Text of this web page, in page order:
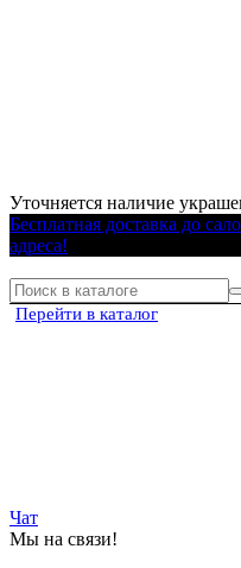
Уточняется наличие
Бесплатная доставка до
адреса!
Перейти в каталог
Чат
Мы на связи!